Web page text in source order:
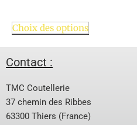
Choix des options
Contact :
TMC Coutellerie
37 chemin des Ribbes
63300 Thiers (France)